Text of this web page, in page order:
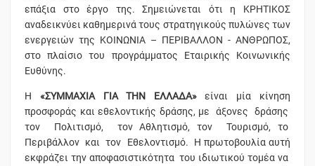
επάξια στο έργο της. Σημειώνεται ότι η ΚΡΗΤΙΚΟΣ
αναδεικνύει καθημερινά τους στρατηγικούς πυλώνες των
ενεργειών της ΚΟΙΝΩΝΙΑ – ΠΕΡΙΒΑΛΛΟΝ - ΑΝΘΡΩΠΟΣ,
στο πλαίσιο του προγράμματος Εταιρικής Κοινωνικής
Ευθύνης.
Η«ΣΥΜΜΑΧΙΑ ΓΙΑ ΤΗΝ ΕΛΛΑΔΑ»είναι μία κίνηση
προσφοράς και εθελοντικής δράσης, με άξονες δράσης
τον Πολιτισμό, τον Αθλητισμό, τον Τουρισμό, το
Περιβάλλον και τον Εθελοντισμό. Η πρωτοβουλία αυτή
εκφράζει την αποφασιστικότητα του ιδιωτικού τομέα να